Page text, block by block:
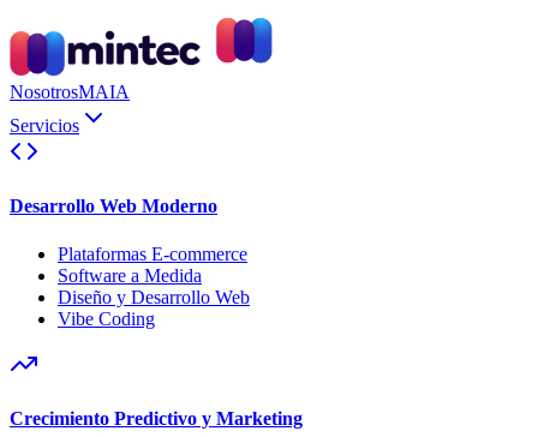
NosotrosMAIA
Servicios
Desarrollo Web Moderno
Plataformas E-commerce
Software a Medida
Diseño y Desarrollo Web
Vibe Coding
Crecimiento Predictivo y Marketing